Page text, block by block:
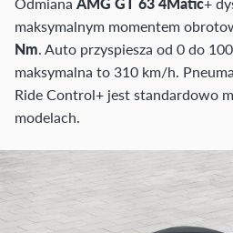
maksymalnym momentem
Nm. Auto przyspiesza od 0 do
maksymalna to 310 km/h.
Ride Control+ jest standardowo
modelach.